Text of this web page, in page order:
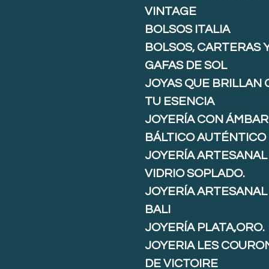
VINTAGE
BOLSOS ITALIA
BOLSOS, CARTERAS
GAFAS DE SOL
JOYAS QUE BRILLAN
TU ESENCIA
JOYERÍA CON ÁMBAR
BÁLTICO AUTÉNTICO
JOYERÍA ARTESANAL
VIDRIO SOPLADO.
JOYERÍA ARTESANAL
BALI
JOYERÍA PLATA,ORO.
JOYERIA LES
DE VICTOIRE